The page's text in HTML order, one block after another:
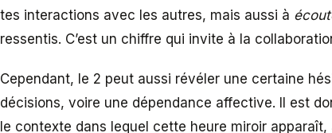
tes interactions avec les autres, mais aussi à
ressentis. C’est un chiffre qui invite à la
Cependant, le 2 peut aussi révéler une certaine
décisions, voire une dépendance affective. Il est
le contexte dans lequel cette heure miroir apparaît,